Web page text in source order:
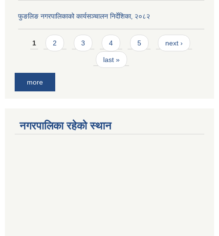
फुङलिङ नगरपालिकाको कार्यसञ्चालन निर्देशिका‚ २०८२
Pages
1 2 3 4 5 next ›
last »
more
नगरपालिका रहेको स्थान